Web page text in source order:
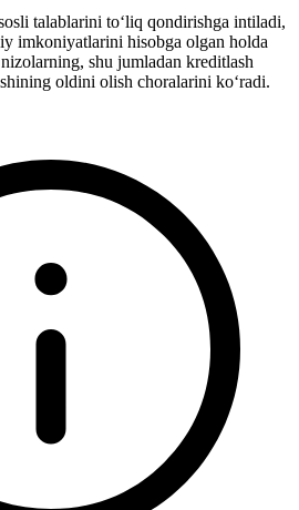
talablarini to‘liq qondirishga intiladi,
imkoniyatlarini hisobga olgan holda
shu jumladan kreditlash
oldini olish choralarini ko‘radi.